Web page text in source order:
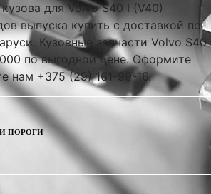
для Volvo S40 I (V40)
выпуска купить с доставкой по
Кузовные запчасти Volvo S40
по выгодной цене. Оформите
нам +375 (29) 161-99-16.
ПОРОГИ